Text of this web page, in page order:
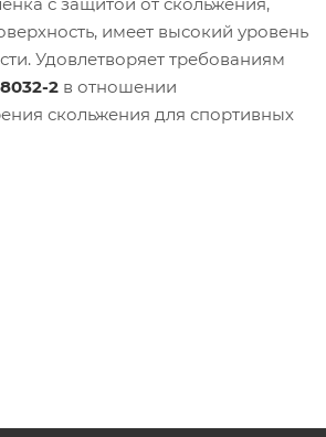
имеет высокий уровень
Удовлетворяет требованиям
2 в отношении
скольжения для спортивных